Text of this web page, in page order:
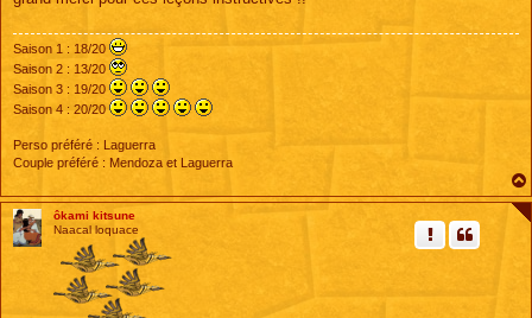
Saison 1 : 18/20
Saison 2 : 13/20
Saison 3 : 19/20
Saison 4 : 20/20
Perso préféré : Laguerra
Couple préféré : Mendoza et Laguerra
ôkami kitsune
Naacal loquace